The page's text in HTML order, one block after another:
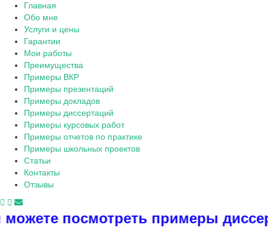
Главная
Обо мне
Услуги и цены
Гарантии
Мои работы
Преимущества
Примеры ВКР
Примеры презентаций
Примеры докладов
Примеры диссертаций
Примеры курсовых работ
Примеры отчетов по практике
Примеры школьных проектов
Статьи
Контакты
Отзывы
примеры диссертаций,